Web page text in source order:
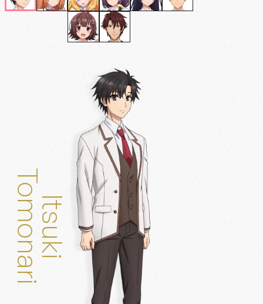
Itsuki
Tomonari